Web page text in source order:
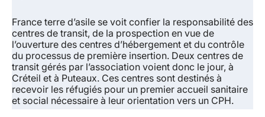
France terre d’asile se voit confier la responsabilité des
centres de transit, de la prospection en vue de
l’ouverture des centres d’hébergement et du contrôle
du processus de première insertion. Deux centres de
transit gérés par l’association voient donc le jour, à
Créteil et à Puteaux. Ces centres sont destinés à
recevoir les réfugiés pour un premier accueil sanitaire
et social nécessaire à leur orientation vers un CPH.